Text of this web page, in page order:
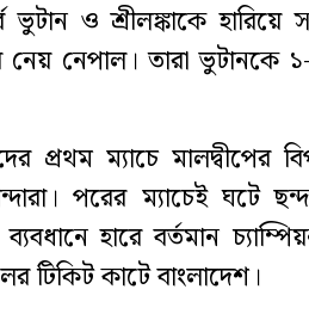
ভুটান ও শ্রীলঙ্কাকে হারিয়ে
নেয় নেপাল। তারা ভুটানকে
প্রথম ম্যাচে মালদ্বীপের
পরের ম্যাচেই ঘটে
হারে বর্তমান
টিকিট কাটে বাংলাদেশ।